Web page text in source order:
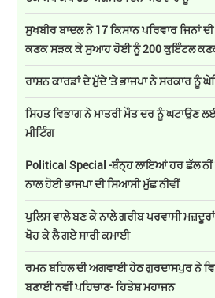
ਸੁਖਬੀਰ ਬਾਦਲ ਨੇ 17 ਕਿਸਾਨ ਪਰਿਵਾਰ ਜਿਨਾਂ
ਕਣਕ ਸੜਕ ਕੇ ਸੁਆਹ ਹੋਈ ਨੂੰ 200 ਕੁਇੰਟਲ
ਰਾਸ਼ਨ ਕਾਰਡਾਂ ਦੇ ਮੁੱਦੇ 'ਤੇ ਭਾਜਪਾ ਨੇ ਸਰਕਾਰ ਨੂੰ
ਸਿਹਤ ਵਿਭਾਗ ਨੇ ਮਾਤਰੀ ਮੌਤ ਦਰ ਨੂੰ ਘਟਾਉਣ
ਮੀਟਿੰਗ
Political Special -ਬੰਨ੍ਹ ਲਾਇਆਂ ਹਰ ਛੱਲ ਨੀਂ
ਨਾਲ ਹੋਈ ਭਾਜਪਾ ਦੀ ਸਿਆਸੀ ਮੁੱਛ ਨੀਵੀਂ
ਪੁਲਿਸ ਵਾਲੇ ਬਣ ਕੇ ਨਾਲੇ ਗਰੀਬ ਪਰਵਾਸੀ
ਖੋਹ ਕੇ ਲੈ ਗਏ ਸਾਰੀ ਕਮਾਈ
ਰਮਨ ਬਹਿਲ ਦੀ ਅਗਵਾਈ ਹੇਠ ਗੁਰਦਾਸਪੁਰ ਨੇ
ਬਣਾਈ ਨਵੀਂ ਪਹਿਚਾਣ- ਹਿਤੇਸ਼ ਮਹਾਜਨ